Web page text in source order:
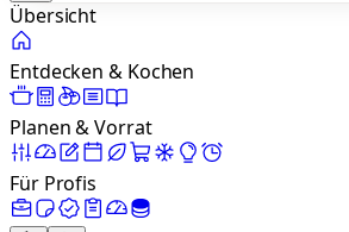
Übersicht
Entdecken & Kochen
Planen & Vorrat
Für Profis